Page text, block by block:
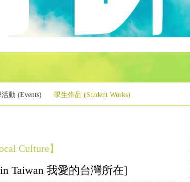
活動 (Events) 學生作品 (Student Works)
Culture】
Taiwan 我愛的台灣所在]